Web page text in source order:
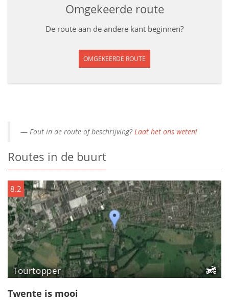
Omgekeerde route
De route aan de andere kant beginnen?
OMGEKEERDE ROUTE
Fout in de route of beschrijving?Laat het ons weten!
Routes in de buurt
8.2
Tourtopper
Twente is mooi